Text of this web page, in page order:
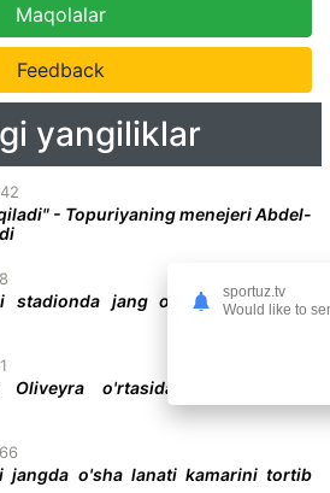
Maqolalar
Feedback
yangiliklar
- Topuriyaning menejeri Abdel-
stadionda jang o'tkazish istagida
Oliveyra o'rtasidagi jang bekor
jangda o'sha lanati kamarini tortib
sportuz.tv
Would like to